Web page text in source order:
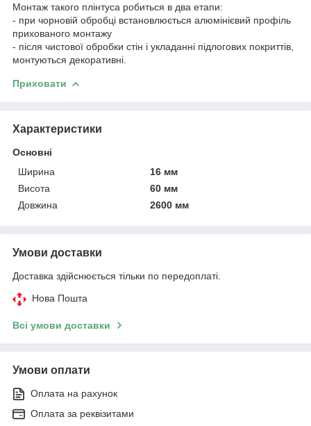
Монтаж такого плінтуса робиться в два етапи:
- при чорновій обробці встановлюється алюмінієвий профіль
прихованого монтажу
- після чистової обробки стін і укладанні підлогових покриттів,
монтуються декоративні.
Приховати
Характеристики
Основні
Ширина
16 мм
Висота
60 мм
Довжина
2600 мм
Умови доставки
Доставка здійснюється тільки по передоплаті.
Нова Пошта
Всі умови доставки
Умови оплати
Оплата на рахунок
Оплата за реквізитами